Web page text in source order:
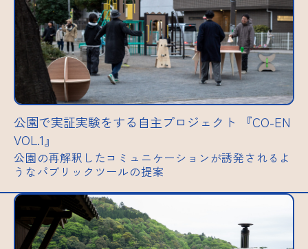
公園で実証実験をする自主プロジェクト 『CO-EN
VOL.1』
公園の再解釈したコミュニケーションが誘発されるよ
うなパブリックツールの提案